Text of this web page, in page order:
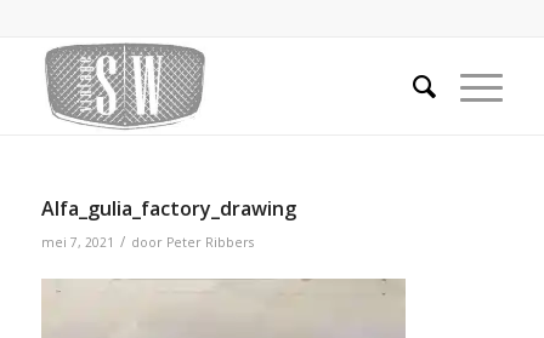
Alfa_gulia_factory_drawing
mei 7, 2021 / door Peter Ribbers